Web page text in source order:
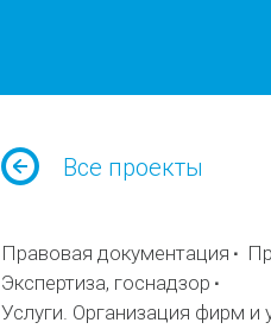
Все проекты
Правовая документация
Экспертиза, госнадзор
Услуги. Организация фирм и